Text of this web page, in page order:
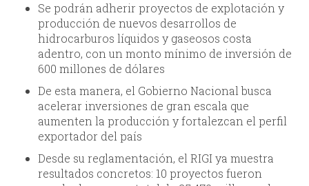
Se podrán adherir proyectos de explotación y
producción de nuevos desarrollos de
hidrocarburos líquidos y gaseosos costa
adentro, con un monto mínimo de inversión de
600 millones de dólares
De esta manera, el Gobierno Nacional busca
acelerar inversiones de gran escala que
aumenten la producción y fortalezcan el perfil
exportador del país
Desde su reglamentación, el RIGI ya muestra
resultados concretos: 10 proyectos fueron